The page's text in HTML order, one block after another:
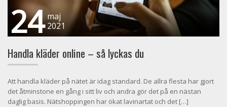
24 maj
2021
Handla kläder online – så lyckas du
Att handla kläder på nätet är idag standard. De allra flesta har gjort
det åtminstone en gång i sitt liv och andra gör det på en nästan
daglig basis. Nätshoppingen har ökat lavinartat och det […]